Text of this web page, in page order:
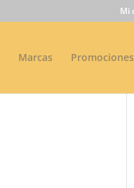
Mi
Marcas Promociones